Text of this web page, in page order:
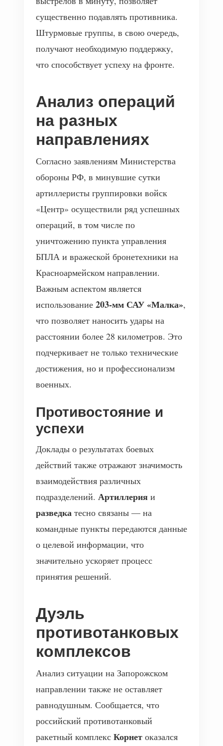
существенно подавлять противника.
Штурмовые группы, в свою очередь,
получают необходимую поддержку,
что способствует успеху на фронте.
Анализ операций
на разных
направлениях
Согласно заявлениям Министерства
обороны РФ, в минувшие сутки
артиллеристы группировки войск
«Центр» осуществили ряд успешных
операций, в том числе по
уничтожению пункта управления
БПЛА и вражеской бронетехники на
Красноармейском направлении.
Важным аспектом является
использование 203-мм САУ «Малка»,
что позволяет наносить удары на
расстоянии более 28 километров. Это
подчеркивает не только технические
достижения, но и профессионализм
военных.
Противостояние и
успехи
Доклады о результатах боевых
действий также отражают значимость
взаимодействия различных
подразделений. Артиллерия и
разведка тесно связаны — на
командные пункты передаются данные
о целевой информации, что
значительно ускоряет процесс
принятия решений.
Дуэль
противотанковых
комплексов
Анализ ситуации на Запорожском
направлении также не оставляет
равнодушным. Сообщается, что
российский противотанковый
ракетный комплекс Корнет оказался